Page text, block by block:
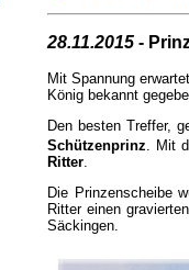
28.11.2015 -
Mit Spannung
König bekannt
Den besten Treffer,
Schützenprinz . Mit
Ritter
Die Prinzenscheibe
Ritter einen
Säckingen.